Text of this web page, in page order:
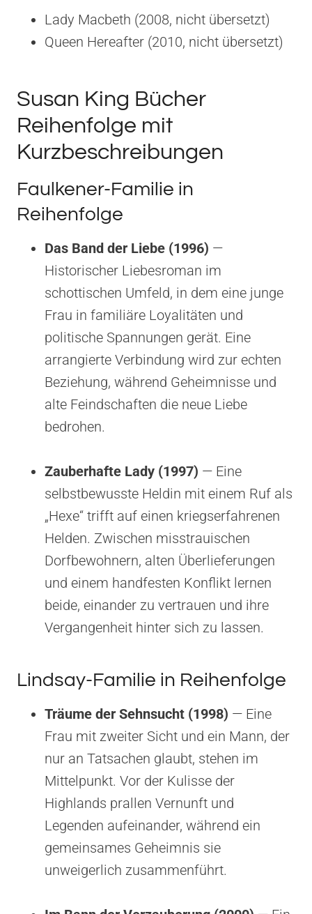
Lady Macbeth (2008, nicht übersetzt)
Queen Hereafter (2010, nicht übersetzt)
Susan King Bücher
Reihenfolge mit
Kurzbeschreibungen
Faulkener-Familie in
Reihenfolge
Das Band der Liebe (1996) —
Historischer Liebesroman im
schottischen Umfeld, in dem eine junge
Frau in familiäre Loyalitäten und
politische Spannungen gerät. Eine
arrangierte Verbindung wird zur echten
Beziehung, während Geheimnisse und
alte Feindschaften die neue Liebe
bedrohen.
Zauberhafte Lady (1997) — Eine
selbstbewusste Heldin mit einem Ruf als
„Hexe“ trifft auf einen kriegserfahrenen
Helden. Zwischen misstrauischen
Dorfbewohnern, alten Überlieferungen
und einem handfesten Konflikt lernen
beide, einander zu vertrauen und ihre
Vergangenheit hinter sich zu lassen.
Lindsay-Familie in Reihenfolge
Träume der Sehnsucht (1998) — Eine
Frau mit zweiter Sicht und ein Mann, der
nur an Tatsachen glaubt, stehen im
Mittelpunkt. Vor der Kulisse der
Highlands prallen Vernunft und
Legenden aufeinander, während ein
gemeinsames Geheimnis sie
unweigerlich zusammenführt.